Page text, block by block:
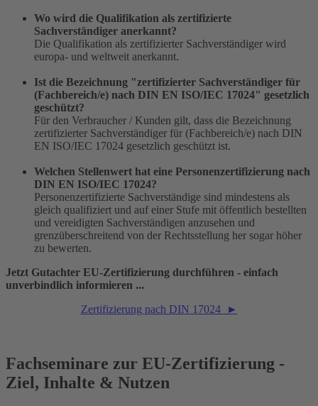
Wo wird die Qualifikation als zertifizierte
Sachverständiger anerkannt?
Die Qualifikation als zertifizierter Sachverständiger wird
europa- und weltweit anerkannt.
Ist die Bezeichnung "zertifizierter Sachverständiger für
(Fachbereich/e) nach DIN EN ISO/IEC 17024" gesetzlich
geschützt?
Für den Verbraucher / Kunden gilt, dass die Bezeichnung
zertifizierter Sachverständiger für (Fachbereich/e) nach DIN
EN ISO/IEC 17024 gesetzlich geschützt ist.
Welchen Stellenwert hat eine Personenzertifizierung nach
DIN EN ISO/IEC 17024?
Personenzertifizierte Sachverständige sind mindestens als
gleich qualifiziert und auf einer Stufe mit öffentlich bestellten
und vereidigten Sachverständigen anzusehen und
grenzüberschreitend von der Rechtsstellung her sogar höher
zu bewerten.
Jetzt Gutachter EU-Zertifizierung durchführen - einfach
unverbindlich informieren ...
Zertifizierung nach DIN 17024 ►
Fachseminare zur EU-Zertifizierung -
Ziel, Inhalte & Nutzen